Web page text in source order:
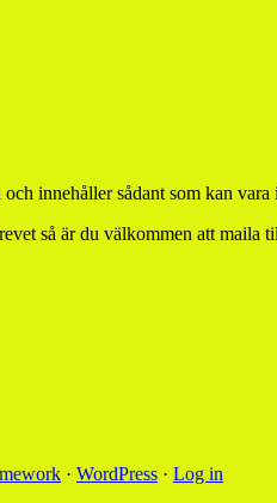
innehåller sådant som kan
så är du välkommen att maila
· WordPress · Log in